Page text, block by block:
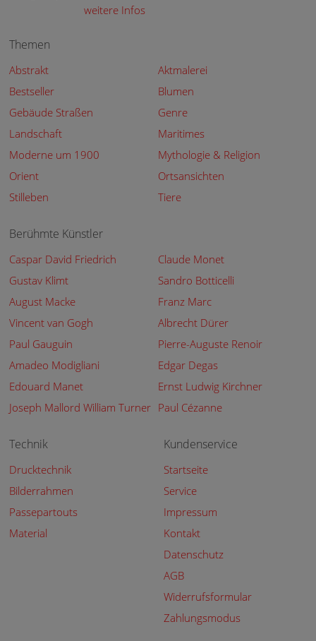
weitere Infos
Themen
Abstrakt
Aktmalerei
Bestseller
Blumen
Gebäude Straßen
Genre
Landschaft
Maritimes
Moderne um 1900
Mythologie & Religion
Orient
Ortsansichten
Stilleben
Tiere
Berühmte Künstler
Caspar David Friedrich
Claude Monet
Gustav Klimt
Sandro Botticelli
August Macke
Franz Marc
Vincent van Gogh
Albrecht Dürer
Paul Gauguin
Pierre-Auguste Renoir
Amadeo Modigliani
Edgar Degas
Edouard Manet
Ernst Ludwig Kirchner
Joseph Mallord William Turner Paul Cézanne
Technik
Drucktechnik
Bilderrahmen
Passepartouts
Material
Kundenservice
Startseite
Service
Impressum
Kontakt
Datenschutz
AGB
Widerrufsformular
Zahlungsmodus